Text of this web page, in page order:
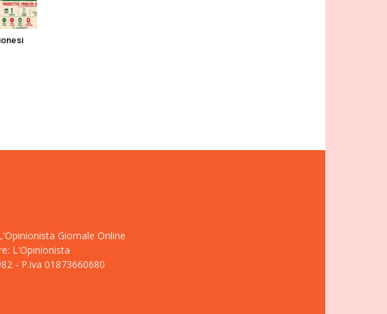
Giornale Online
L'Opinionista
- P.iva 01873660680